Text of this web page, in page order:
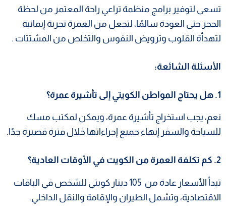
تسعى لتوفير برامج منظمة تراعي راحة المعتمر من لحظة
الحجز حتى العودة سالمًا، لتجعل من العمرة تجربة إيمانية
لتهدأة القلوب وترويض النفوس والتخلص من المشتتات .
الأسئلة الشائعة:
1. هل يحتاج المواطن الكويتي إلى تأشيرة عمرة؟
نعم، يجب استخراج تأشيرة عمرة، ويمكن لمكتب مسك
للسياحة والسفر إنهاء جميع إجراءاتها خلال فترة قصيرة جدًا.
2. كم تكلفة العمرة من الكويت في الأوقات العادية؟
تبدأ الأسعار عادة من 105 دينار كويتي للشخص في الباقات
الاقتصادية، وتشمل الطيران والإقامة والنقل الداخلي.